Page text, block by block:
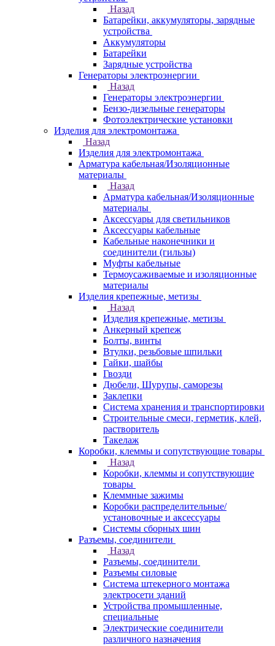
Назад
Батарейки, аккумуляторы, зарядные
устройства
Аккумуляторы
Батарейки
Зарядные устройства
Генераторы электроэнергии
Назад
Генераторы электроэнергии
Бензо-дизельные генераторы
Фотоэлектрические установки
Изделия для электромонтажа
Назад
Изделия для электромонтажа
Арматура кабельная/Изоляционные
материалы
Назад
Арматура кабельная/Изоляционные
материалы
Аксессуары для светильников
Аксессуары кабельные
Кабельные наконечники и
соединители (гильзы)
Муфты кабельные
Термоусаживаемые и изоляционные
материалы
Изделия крепежные, метизы
Назад
Изделия крепежные, метизы
Анкерный крепеж
Болты, винты
Втулки, резьбовые шпильки
Гайки, шайбы
Гвозди
Дюбели, Шурупы, саморезы
Заклепки
Система хранения и транспортировки
Строительные смеси, герметик, клей,
растворитель
Такелаж
Коробки, клеммы и сопутствующие товары
Назад
Коробки, клеммы и сопутствующие
товары
Клеммные зажимы
Коробки распределительные/
установочные и аксессуары
Системы сборных шин
Разъемы, соединители
Назад
Разъемы, соединители
Разъемы силовые
Система штекерного монтажа
электросети зданий
Устройства промышленные,
специальные
Электрические соединители
различного назначения